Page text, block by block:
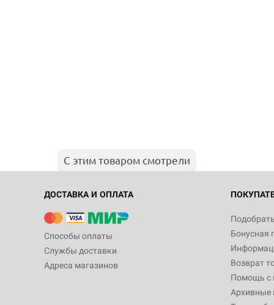
С этим товаром смотрели
ДОСТАВКА И ОПЛАТА
Способы оплаты
Службы доставки
Адреса магазинов
Бонусная
Возврат
Помощь с
Архивные